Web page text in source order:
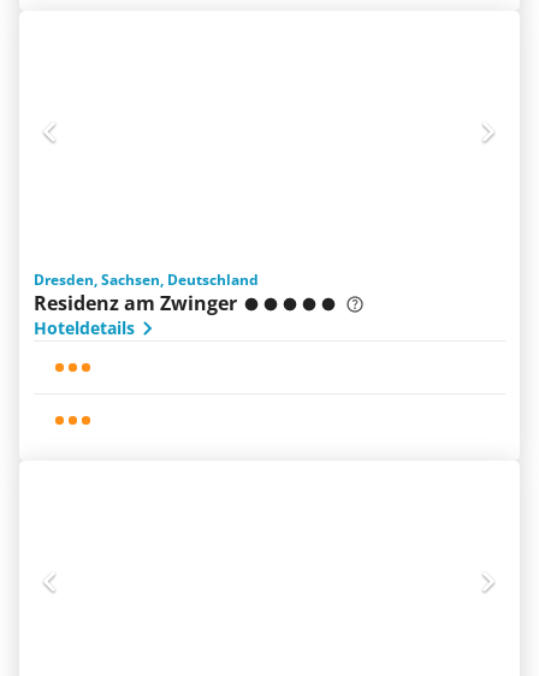
Dresden, Sachsen, Deutschland
Residenz am Zwinger
Hoteldetails